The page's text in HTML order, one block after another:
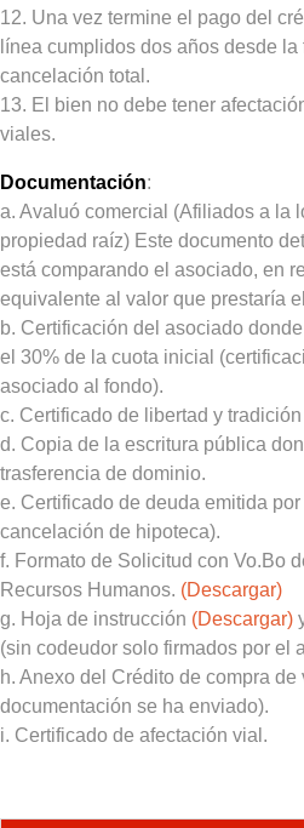
12. Una vez termine el pago del
línea cumplidos dos años desde
cancelación total.
13. El bien no debe tener
viales.
Documentación:
a. Avaluó comercial (Afiliados a la
propiedad raíz) Este documento
está comparando el asociado, en
equivalente al valor que prestaría
b. Certificación del asociado
el 30% de la cuota inicial
asociado al fondo).
c. Certificado de libertad y
d. Copia de la escritura pública
trasferencia de dominio.
e. Certificado de deuda emitida
cancelación de hipoteca).
f. Formato de Solicitud con Vo.Bo
Recursos Humanos. (Descargar)
g. Hoja de instrucción (Descargar)
(sin codeudor solo firmados por el
h. Anexo del Crédito de compra
documentación se ha enviado).
i. Certificado de afectación vial.